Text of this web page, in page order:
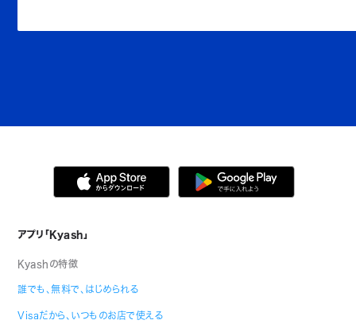
アプリ「Kyash」
Kyashの特徴
誰でも、無料で、はじめられる
Visaだから、いつものお店で使える